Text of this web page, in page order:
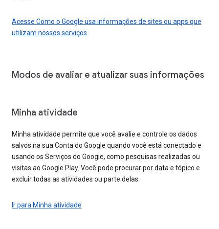
Acesse Como o Google usa informações de sites ou apps que
utilizam nossos serviços
Modos de avaliar e atualizar suas informações
Minha atividade
Minha atividade permite que você avalie e controle os dados
salvos na sua Conta do Google quando você está conectado e
usando os Serviços do Google, como pesquisas realizadas ou
visitas ao Google Play. Você pode procurar por data e tópico e
excluir todas as atividades ou parte delas.
Ir para Minha atividade